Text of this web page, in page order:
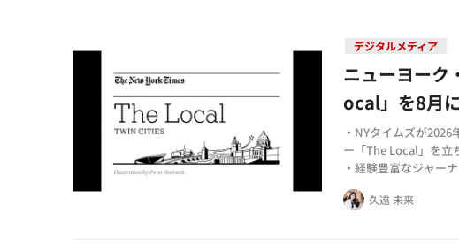
デジタルメディア
ニューヨーク
ocal」を8月
・NYタイムズが
ー「The Local」を立
・経験豊富なジャー
たコンテンツを配信す
・地域メディアをパ
久遠 未来